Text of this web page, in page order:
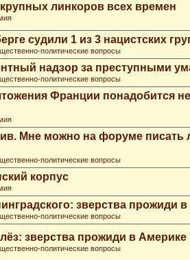
линкоров всех времен
судили 1 из 3 нацистских
политические вопросы
надзор за преступными
политические вопросы
Франции понадобится
Мне можно на форуме
политические вопросы
корпус
зверства прожиди
политические вопросы
зверства прожиди в Америке
политические вопросы